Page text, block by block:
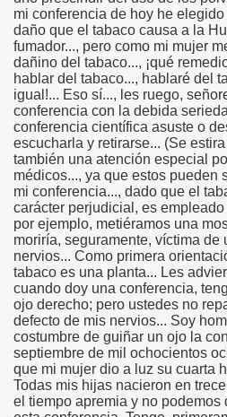
mi conferencia de hoy he
daño que el tabaco causa a la
fumador..., pero como mi mujer
dañino del tabaco..., ¡qué
hablar del tabaco..., hablaré del
igual!... Eso sí..., les ruego,
conferencia con la debida
conferencia científica asuste o
escucharla y retirarse... (Se
también una atención especial
médicos..., ya que estos pueden
mi conferencia..., dado que el
carácter perjudicial, es
por ejemplo, metiéramos una
moriría, seguramente, víctima
nervios... Como primera
tabaco es una planta... Les
cuando doy una conferencia,
ojo derecho; pero ustedes no
defecto de mis nervios... Soy
costumbre de guiñar un ojo la
septiembre de mil ochocientos
que mi mujer dio a luz su cuarta
Todas mis hijas nacieron en
el tiempo apremia y no podemos